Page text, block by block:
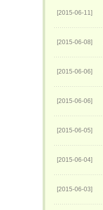
[2015-06-11]
[2015-06-08]
[2015-06-06]
[2015-06-06]
[2015-06-05]
[2015-06-04]
[2015-06-03]